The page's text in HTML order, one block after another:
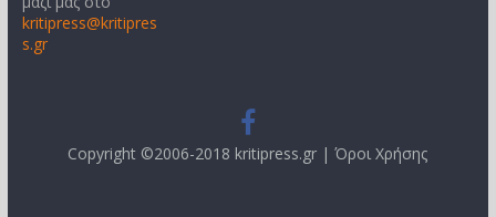
kritipress@kritipres
s.gr
Copyright ©2006-2018 kritipress.gr |Όροι Χρήσης